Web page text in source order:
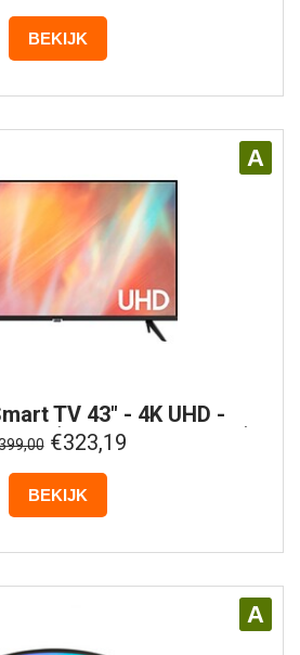
BEKIJK
A
TV 43" - 4K UHD -
(Buitenlands Model)
€323,19
BEKIJK
A